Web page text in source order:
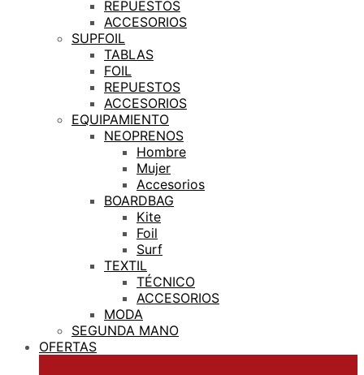
REPUESTOS
ACCESORIOS
SUPFOIL
TABLAS
FOIL
REPUESTOS
ACCESORIOS
EQUIPAMIENTO
NEOPRENOS
Hombre
Mujer
Accesorios
BOARDBAG
Kite
Foil
Surf
TEXTIL
TÉCNICO
ACCESORIOS
MODA
SEGUNDA MANO
OFERTAS